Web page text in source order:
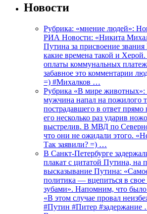
Новости
Рубрика: «мнение людей»:
РИА Новости: «Никита
Путина за присвоение
какие времена такой и Херой.
оплаты коммунальных
забавное это комментарии
=) #Михалков …
Рубрика «В мире животных»:
мужчина напал на пожилого
пострадавшего в ответ
его несколько раз ударив
выстрелив. В МВД по
что они не ожидали этого.
Так заявили? =) …
В Санкт-Петербурге
плакат с цитатой Путина, на
высказывание Путина:
политика — вцепиться в свое
зубами». Напомним, что
«В этом случае провал
#Путин #Питер #задержание